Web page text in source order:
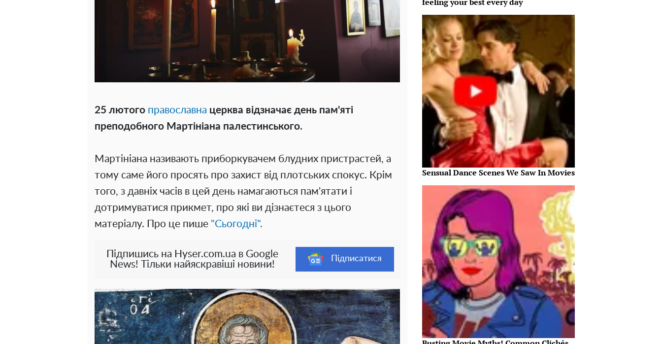
25 лютого православна церква відзначає день пам'яті
преподобного Мартініана палестинського.
Мартініана називають приборкувачем блудних пристрастей, а
тому саме його просять про захист від плотських спокус. Крім
того, з давніх часів в цей день намагаються пам'ятати і
дотримуватися прикмет, про які ви дізнаєтеся з цього
матеріалу. Про це пише "Сьогодні".
Підпишись на Hyser.com.ua в Google
News! Тільки найяскравіші новини!
Підписатися
Sensual Dance Scenes We Saw In Movies